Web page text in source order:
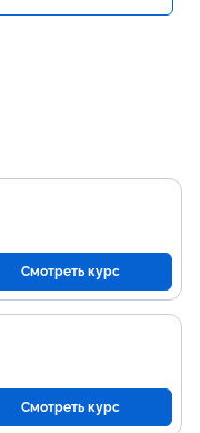
Смотреть курс
Смотреть курс